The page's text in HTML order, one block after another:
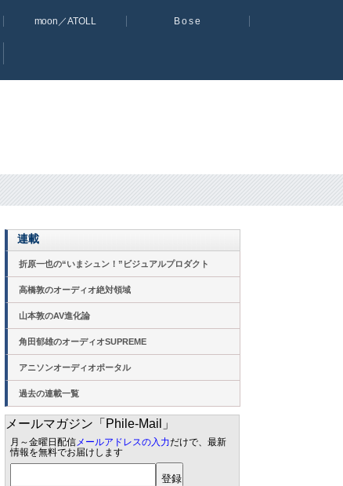
moon／ATOLL Bose
連載
折原一也の“いまシュン！”ビジュアルプロダクト
高橋敦のオーディオ絶対領域
山本敦のAV進化論
角田郁雄のオーディオSUPREME
アニソンオーディオポータル
過去の連載一覧
メールマガジン「Phile-Mail」
月～金曜日配信メールアドレスの入力だけで、最新
情報を無料でお届けします